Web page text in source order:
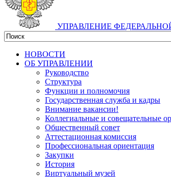
УПРАВЛЕНИЕ
НОВОСТИ
ОБ УПРАВЛЕНИИ
Руководство
Структура
Функции и полномочия
Государственная служба и кадры
Внимание вакансии!
Коллегиальные и совещательные
Общественный совет
Аттестационная комиссия
Профессиональная ориентация
Закупки
История
Виртуальный музей